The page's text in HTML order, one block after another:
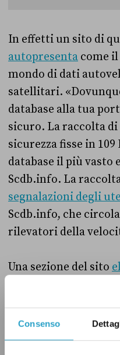
Consenso
In effetti un sito di
autopresenta come
mondo di dati
satellitari.
database alla tua
sicuro. La raccolta
sicurezza fisse in
database il più vasto
Scdb.info. La
segnalazioni degli
Scdb.info, che
rilevatori della
Una sezione del sito
infrazioni, sugli
cosiddetti “Tutor”,
media in un